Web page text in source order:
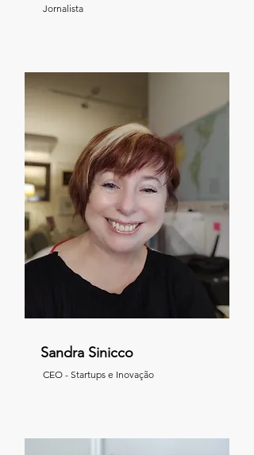
Jornalista
Sandra Sinicco
CEO - Startups e Inovação